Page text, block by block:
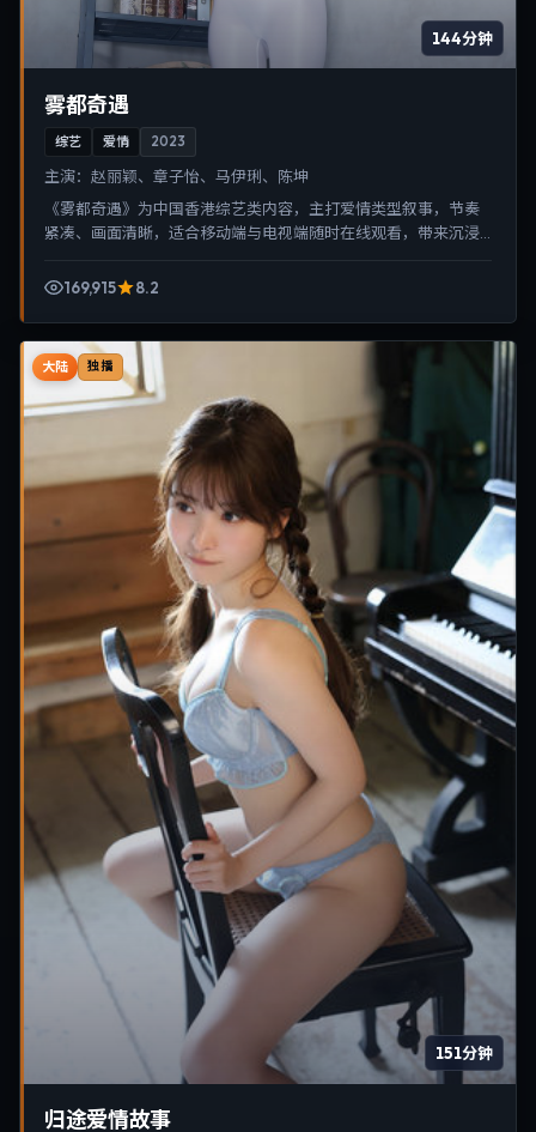
144分钟
雾都奇遇
综艺 爱情 2023
主演： 赵丽颖、章子怡、马伊琍、陈坤
《雾都奇遇》为中国香港综艺类内容，主打爱情类型叙事，节奏
紧凑、画面清晰，适合移动端与电视端随时在线观看，带来沉浸
169,915
8.2
大陆 独播
151分钟
归途爱情故事